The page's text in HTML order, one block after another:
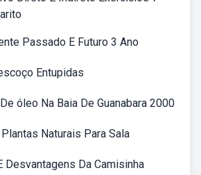
Passado E Futuro 3 Ano
Entupidas
óleo Na Baia De Guanabara 2000
Naturais Para Sala
Desvantagens Da Camisinha